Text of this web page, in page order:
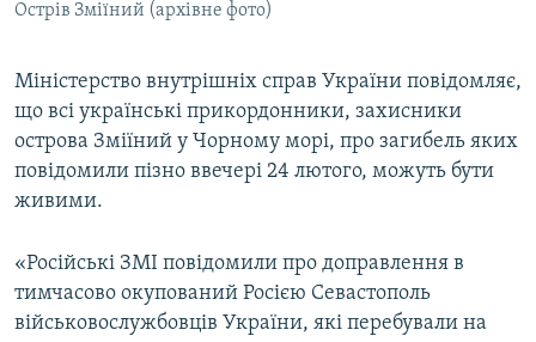
РУС
УКР
КТАТ
Острів Зміїний (архівне фото)
Міністерство внутрішніх справ України повідомляє,
що всі українські прикордонники, захисники
острова Зміїний у Чорному морі, про загибель яких
повідомили пізно ввечері 24 лютого, можуть бути
живими.
«Російські ЗМІ повідомили про доправлення в
тимчасово окупований Росією Севастополь
військовослужбовців України, які перебували на